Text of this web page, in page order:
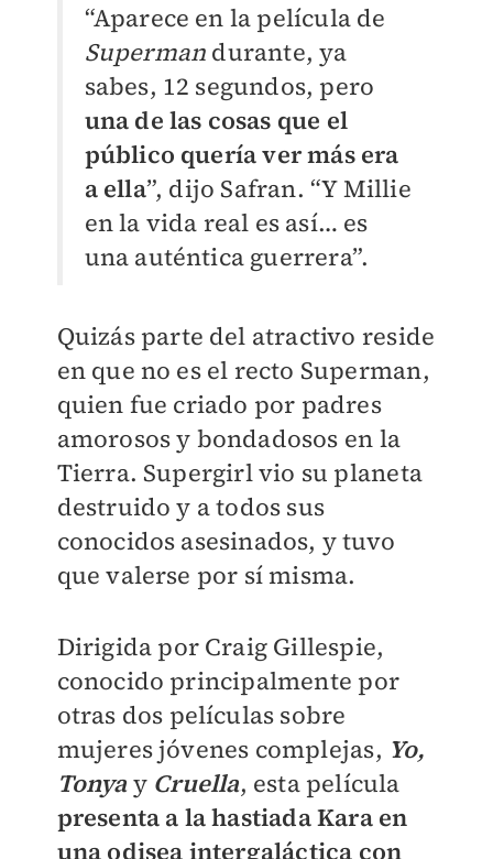
“Aparece en la película de
Superman durante, ya
sabes, 12 segundos, pero
una de las cosas que el
público quería ver más era
a ella”, dijo Safran. “Y Millie
en la vida real es así… es
una auténtica guerrera”.
Quizás parte del atractivo reside
en que no es el recto Superman,
quien fue criado por padres
amorosos y bondadosos en la
Tierra. Supergirl vio su planeta
destruido y a todos sus
conocidos asesinados, y tuvo
que valerse por sí misma.
Dirigida por Craig Gillespie,
conocido principalmente por
otras dos películas sobre
mujeres jóvenes complejas, Yo,
Tonyay Cruella, esta película
presenta a la hastiada Kara en
una odisea intergaláctica con